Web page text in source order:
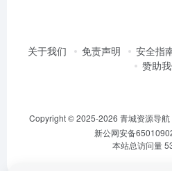
关于我们 免责声明 安全指
赞助
Copyright © 2025-2026 青城资源导航
新公网安备
本站总访问量